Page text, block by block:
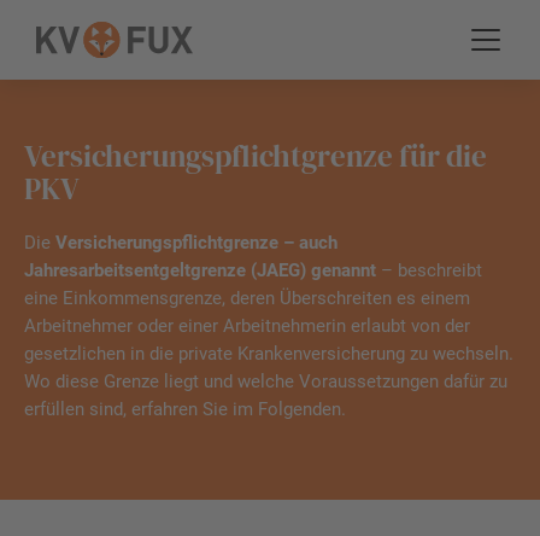
Versicherungspflichtgrenze für die
PKV
Die Versicherungspflichtgrenze – auch
Jahresarbeitsentgeltgrenze (JAEG) genannt – beschreibt
eine Einkommensgrenze, deren Überschreiten es einem
Arbeitnehmer oder einer Arbeitnehmerin erlaubt von der
gesetzlichen in die private Krankenversicherung zu wechseln.
Wo diese Grenze liegt und welche Voraussetzungen dafür zu
erfüllen sind, erfahren Sie im Folgenden.